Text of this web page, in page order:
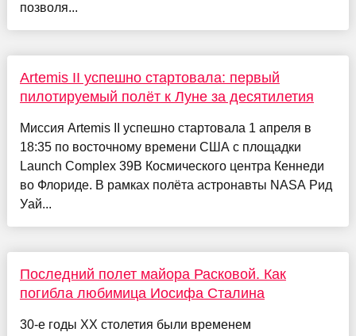
позволя...
Artemis II успешно стартовала: первый
пилотируемый полёт к Луне за десятилетия
Миссия Artemis II успешно стартовала 1 апреля в
18:35 по восточному времени США с площадки
Launch Complex 39B Космического центра Кеннеди
во Флориде. В рамках полёта астронавты NASA Рид
Уай...
Последний полет майора Расковой. Как
погибла любимица Иосифа Сталина
30-е годы XX столетия были временем